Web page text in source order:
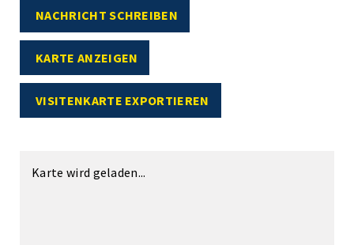
NACHRICHT SCHREIBEN
KARTE ANZEIGEN
VISITENKARTE EXPORTIEREN
Karte wird geladen...